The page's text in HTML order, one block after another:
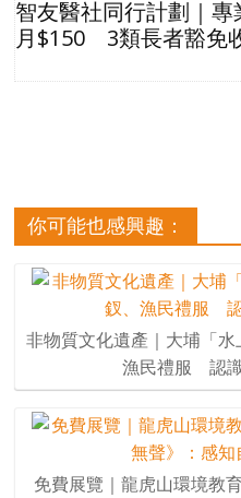
智友醫社同行計劃｜
月$150 3類長者豁免
你可能也感興趣：
非物質文化遺產｜大埔「水
漁民禮服 認
免費展覽｜龍虎山環境教